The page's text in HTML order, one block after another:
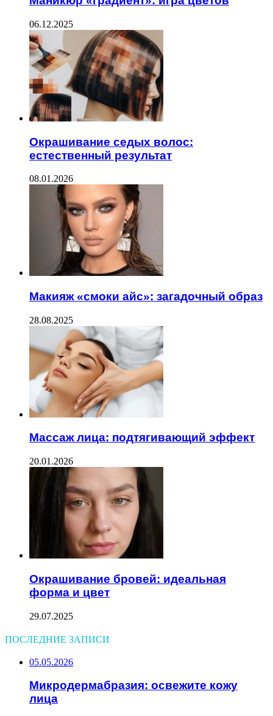
06.12.2025
Окрашивание седых волос:
естественный результат
08.01.2026
Макияж «смоки айс»: загадочный образ
28.08.2025
Массаж лица: подтягивающий эффект
20.01.2026
Окрашивание бровей: идеальная
форма и цвет
29.07.2025
ПОСЛЕДНИЕ ЗАПИСИ
05.05.2026
Микродермабразия: освежите кожу
лица